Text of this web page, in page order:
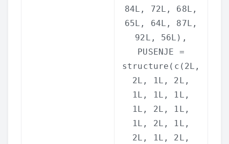
84L, 72L, 68L,
65L, 64L, 87L,
92L, 56L),
PUSENJE =
structure ( c (2L,
2L, 1L, 2L,
1L, 1L, 1L,
1L, 2L, 1L,
1L, 2L, 1L,
2L, 1L, 2L,